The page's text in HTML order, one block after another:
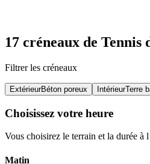
17 créneaux de Tennis
Filtrer les créneaux
ExtérieurBéton poreux IntérieurTerre
Choisissez votre heure
Vous choisirez le terrain et la durée à
Matin